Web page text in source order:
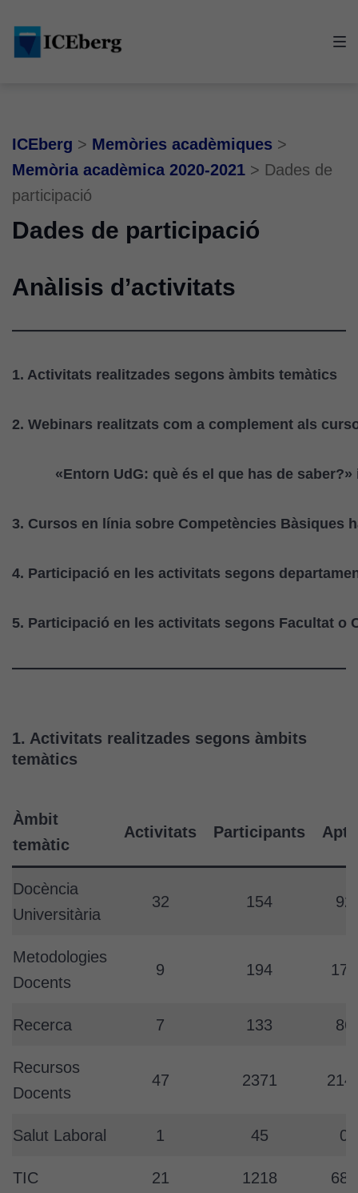
main
content
footer
ICEberg > Memòries acadèmiques >
Memòria acadèmica 2020-2021 > Dades de
participació
Dades de participació
Anàlisis d’activitats
1. Activitats realitzades segons àmbits temàtics
2. Webinars realitzats com a complement als
«Entorn UdG: què és el que has de
3. Cursos en línia sobre Competències Bàsiques
4. Participació en les activitats segons
5. Participació en les activitats segons Facultat o
1. Activitats realitzades segons àmbits
temàtics
Àmbit
temàtic
Activitats Participants
Docència
Universitària
32 154 92
Metodologies
Docents
9 194 171
Recerca 7 133 86
Recursos
Docents
47 2371
Salut Laboral 1 45 0
TIC 21 1218 680